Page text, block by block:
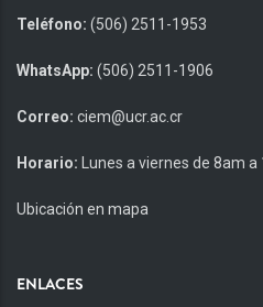
Teléfono: (506) 2511-1953
WhatsApp: (506) 2511-1906
Correo: ciem@ucr.ac.cr
Horario: Lunes a viernes de 8am
Ubicación en mapa
ENLACES